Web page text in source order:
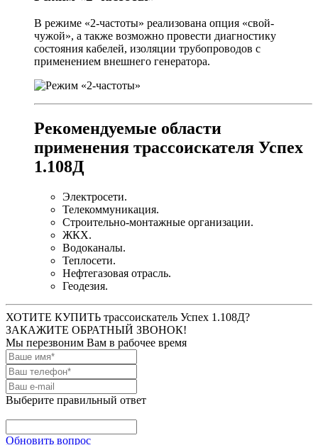
В режиме «2-частоты» реализована опция «свой-
чужой», а также возможно провести диагностику
состояния кабелей, изоляции трубопроводов с
применением внешнего генератора.
Рекомендуемые области
применения трассоискателя Успех
1.108Д
Электросети.
Телекоммуникация.
Строительно-монтажные организации.
ЖКХ.
Водоканалы.
Теплосети.
Нефтегазовая отрасль.
Геодезия.
ХОТИТЕ КУПИТЬ трассоискатель Успех 1.108Д?
ЗАКАЖИТЕ ОБРАТНЫЙ ЗВОНОК!
Мы перезвоним Вам в рабочее время
Выберите правильный ответ
Обновить вопрос